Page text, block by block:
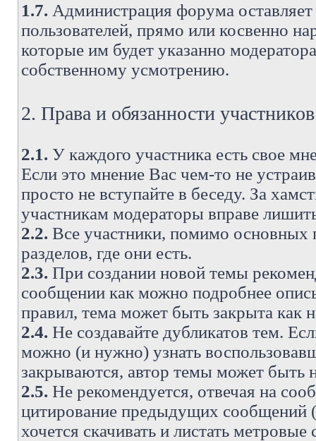
1.7. Администрация форума
пользователей, прямо или косвенно
которые им будет указанно
собственному усмотрению.
2. Права и обязанности
2.1. У каждого участника есть свое
Если это мнение Вас чем-то не
просто не вступайте в беседу. За
участникам модераторы вправе
2.2. Все участники, помимо основных
разделов, где они есть.
2.3. При создании новой темы
сообщении как можно подробнее
правил, тема может быть закрыта как
2.4. Не создавайте дубликатов тем.
можно (и нужно) узнать
закрываются, автор темы может быть
2.5. Не рекомендуется, отвечая на
цитирование предыдущих сообщений
хочется скачивать и листать